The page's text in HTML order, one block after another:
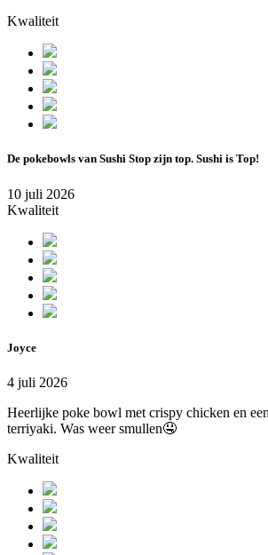
Kwaliteit
De pokebowls van Sushi Stop zijn top. Sushi is Top!
10 juli 2026
Kwaliteit
Joyce
4 juli 2026
Heerlijke poke bowl met crispy chicken en
terriyaki. Was weer smullen🤤
Kwaliteit